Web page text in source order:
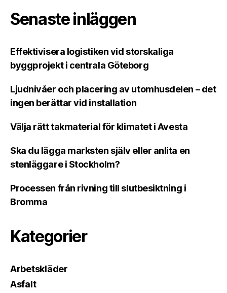
Senaste inläggen
Effektivisera logistiken vid storskaliga
byggprojekt i centrala Göteborg
Ljudnivåer och placering av utomhusdelen – det
ingen berättar vid installation
Välja rätt takmaterial för klimatet i Avesta
Ska du lägga marksten själv eller anlita en
stenläggare i Stockholm?
Processen från rivning till slutbesiktning i
Bromma
Kategorier
Arbetskläder
Asfalt